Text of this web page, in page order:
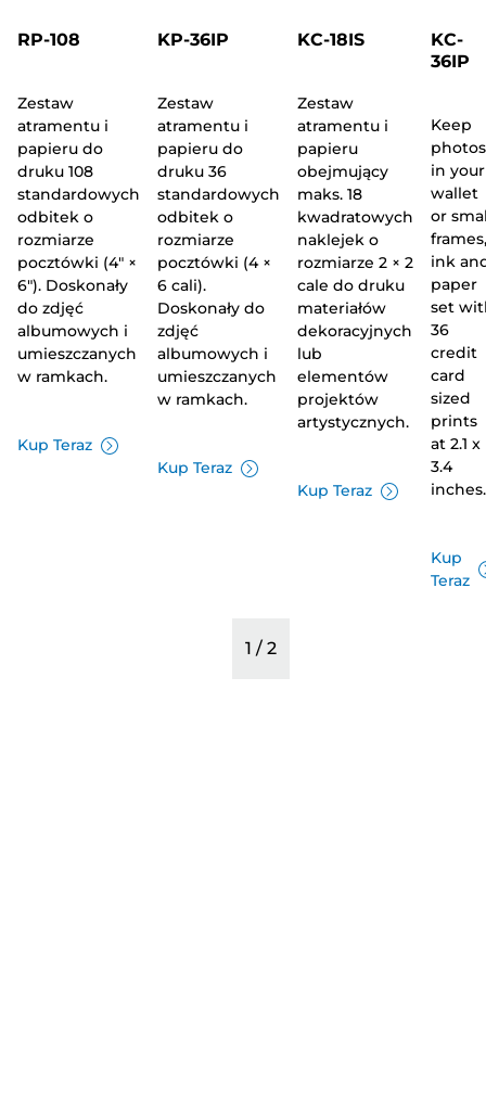
RP-108
Zestaw
atramentu i
papieru do
druku 108
standardowych
odbitek o
rozmiarze
pocztówki (4" ×
6"). Doskonały
do zdjęć
albumowych i
umieszczanych
w ramkach.
Kup Teraz
KP-36IP
Zestaw
atramentu i
papieru do
druku 36
standardowych
odbitek o
rozmiarze
pocztówki (4 ×
6 cali).
Doskonały do
zdjęć
albumowych i
umieszczanych
w ramkach.
Kup Teraz
KC-18IS
Zestaw
atramentu i
papieru
obejmujący
maks. 18
kwadratowych
naklejek o
rozmiarze 2 × 2
cale do druku
materiałów
dekoracyjnych
lub
elementów
projektów
artystycznych.
Kup Teraz
KC-
36IP
Keep
photos
in your
wallet
or
frames,
ink
paper
set
36
credit
card
sized
prints
at 2.1 x
3.4
inches.
Kup
Teraz
1 / 2